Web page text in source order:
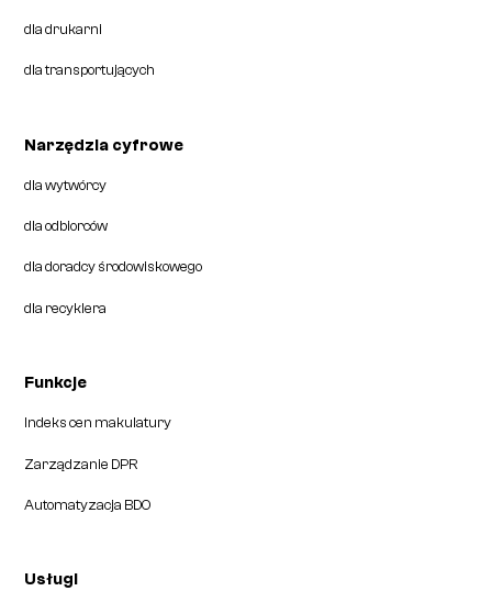
dla drukarni
dla transportujących
Narzędzia cyfrowe
dla wytwórcy
dla odbiorców
dla doradcy środowiskowego
dla recyklera
Funkcje
Indeks cen makulatury
Zarządzanie DPR
Automatyzacja BDO
Usługi